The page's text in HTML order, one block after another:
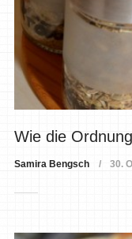
Wie die
Samira Bengsch 30.